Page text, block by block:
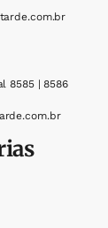
8585 | 8586